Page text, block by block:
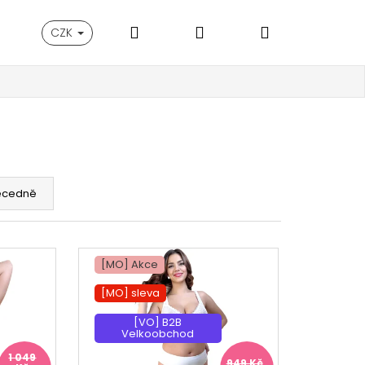
CZK Hledat PřihlášeníNákupní
košík
1 049
[MO] Akce
[MO] sleva
[VO] B2B
Velkoobchod